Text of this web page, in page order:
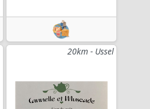
20km - Ussel